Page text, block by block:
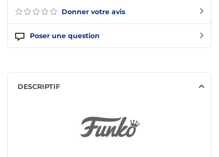
Donner votre avis
Poser une question
DESCRIPTIF